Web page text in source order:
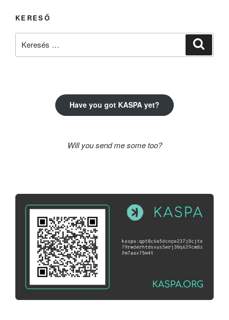
KERESŐ
Have you got KASPA yet?
Will you send me some too?